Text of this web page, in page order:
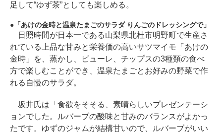
足して“ゆず茶”としても楽しめる。
「あけの金時と温泉たまごのサラダ りんごのドレッシングで」
日照時間が日本一である山梨県北杜市明野町で生産さ
れている上品な甘みと栄養価の高いサツマイモ「あけの
金時」を、蒸かし、ピューレ、チップスの3種類の食べ
方で楽しむことができ、温泉たまごとお好みの野菜で作
れる自慢のサラダ。
坂井氏は「食欲をそそる、素晴らしいプレゼンテーシ
ョンでした。ルバーブの酸味と甘みのバランスがよかっ
たです。ゆずのジャムが結構甘いので、ルバーブがいい